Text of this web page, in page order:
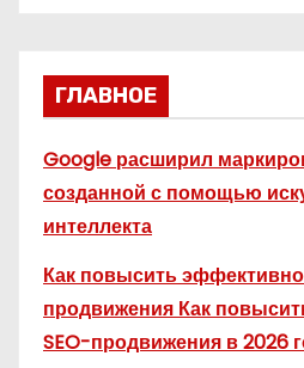
ГЛАВНОЕ
Google расширил
созданной с помощью
интеллекта
Как повысить
продвижения Как
SEO-продвижения в 2026